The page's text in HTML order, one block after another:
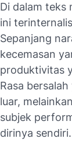
Di dalam teks
ini
Sepanjang
kecemasan
produktivitas
Rasa
luar,
subjek
dirinya